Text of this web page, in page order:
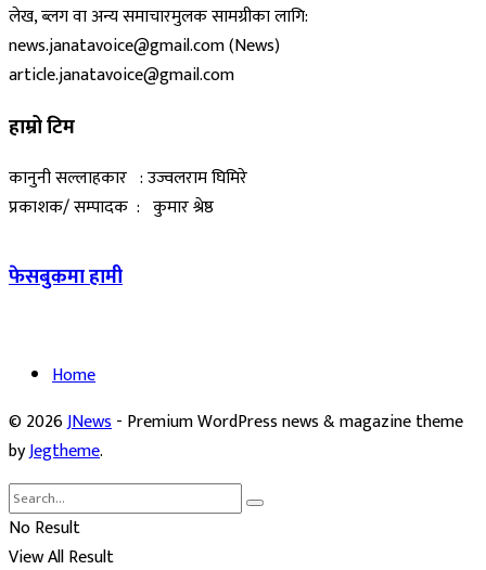
लेख, ब्लग वा अन्य समाचारमुलक सामग्रीका लागि:
news.janatavoice@gmail.com (News)
article.janatavoice@gmail.com
हाम्रो टिम
कानुनी सल्लाहकार : उज्वलराम घिमिरे
प्रकाशक/ सम्पादक : कुमार श्रेष्ठ
फेसबुकमा हामी
Home
© 2026JNews- Premium WordPress news & magazine theme
byJegtheme.
No Result
View All Result